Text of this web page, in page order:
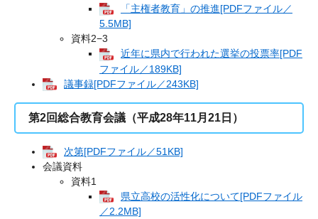
「主権者教育」の推進[PDFファイル／
5.5MB]
資料2−3
近年に県内で行われた選挙の投票率[PDF
ファイル／189KB]
議事録[PDFファイル／243KB]
第2回総合教育会議（平成28年11月21日）
次第[PDFファイル／51KB]
会議資料
資料1
県立高校の活性化について[PDFファイル
／2.2MB]